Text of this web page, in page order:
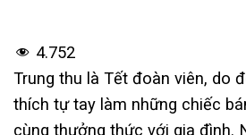
4.752
Trung thu là Tết đoàn viên, do
thích tự tay làm những chiếc
cùng thưởng thức với gia đình.